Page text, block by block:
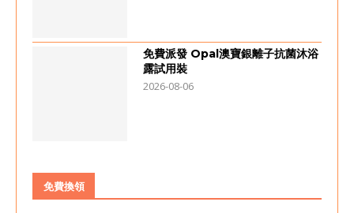
免費派發 Opal澳寶銀離子抗菌沐浴
露試用裝
2026-08-06
免費換領